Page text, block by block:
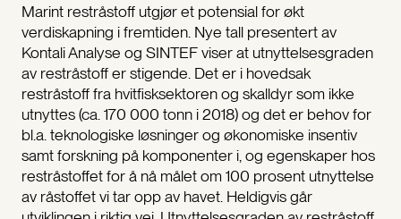
Marint restråstoff utgjør et potensial for økt
verdiskapning i fremtiden. Nye tall presentert av
Kontali Analyse og SINTEF viser at utnyttelsesgraden
av restråstoff er stigende. Det er i hovedsak
restråstoff fra hvitfisksektoren og skalldyr som ikke
utnyttes (ca. 170 000 tonn i 2018) og det er behov for
bl.a. teknologiske løsninger og økonomiske insentiv
samt forskning på komponenter i, og egenskaper hos
restråstoffet for å nå målet om 100 prosent utnyttelse
av råstoffet vi tar opp av havet. Heldigvis går